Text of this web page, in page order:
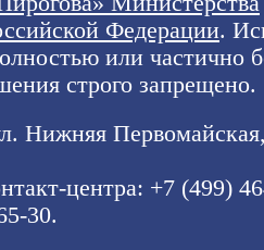
Федерации.
или частично
строго запрещено.
Нижняя
центра: +7 (499)
30.